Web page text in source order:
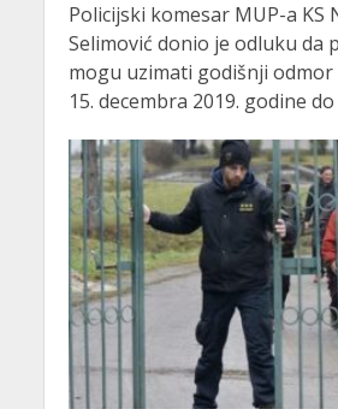
Policijski komesar MUP-a KS
Selimović donio je odluku da
mogu uzimati godišnji
15. decembra 2019. godine